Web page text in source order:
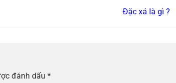
Đặc xá là gì ?
đánh dấu *